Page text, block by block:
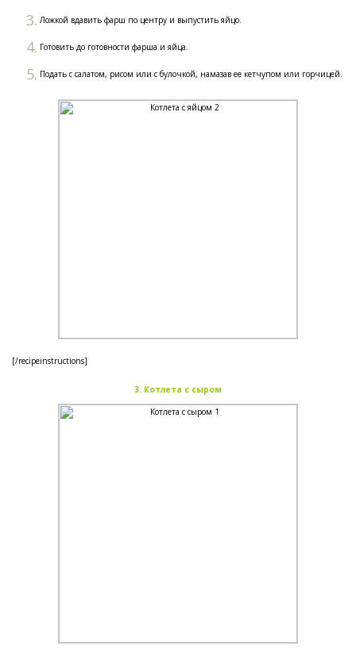
Ложкой вдавить фарш по центру и выпустить яйцо.
Готовить до готовности фарша и яйца.
Подать с салатом, рисом или с булочкой, намазав ее кетчупом или горчицей.
[/recipeinstructions]
3. Котлета с сыром